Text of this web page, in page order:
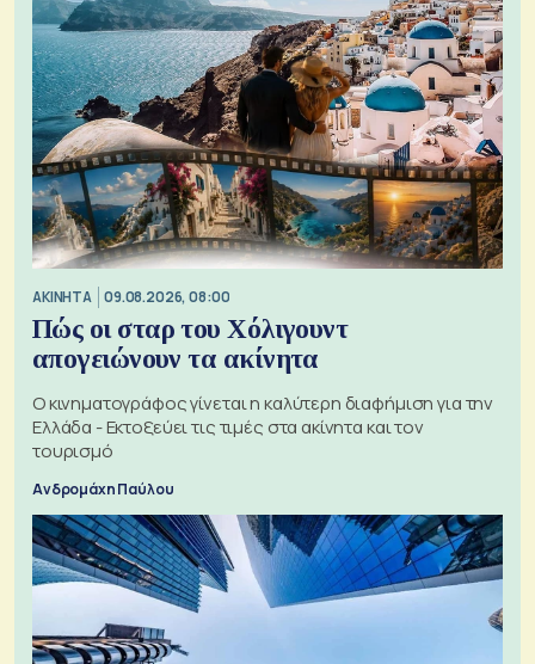
ΑΚΙΝΗΤΑ 09.08.2026, 08:00
Πώς οι σταρ του Χόλιγουντ
απογειώνουν τα ακίνητα
Ο κινηματογράφος γίνεται η καλύτερη διαφήμιση για την
Ελλάδα - Εκτοξεύει τις τιμές στα ακίνητα και τον
τουρισμό
Ανδρομάχη Παύλου